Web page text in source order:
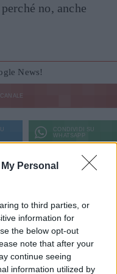
Personal
to third parties, or
information for
the below opt-out
note that after your
continue seeing
information utilized by
no, anche
News!
CONDIVIDI SU
WHATSAPP
WhatsApp che
quando